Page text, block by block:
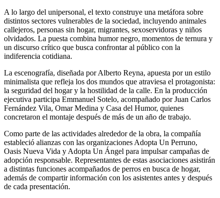
A lo largo del unipersonal, el texto construye una metáfora sobre
distintos sectores vulnerables de la sociedad, incluyendo animales
callejeros, personas sin hogar, migrantes, sexoservidoras y niños
olvidados. La puesta combina humor negro, momentos de ternura y
un discurso crítico que busca confrontar al público con la
indiferencia cotidiana.
La escenografía, diseñada por Alberto Reyna, apuesta por un estilo
minimalista que refleja los dos mundos que atraviesa el protagonista:
la seguridad del hogar y la hostilidad de la calle. En la producción
ejecutiva participa Emmanuel Sotelo, acompañado por Juan Carlos
Fernández Vila, Omar Medina y Casa del Humor, quienes
concretaron el montaje después de más de un año de trabajo.
Como parte de las actividades alrededor de la obra, la compañía
estableció alianzas con las organizaciones Adopta Un Perruno,
Oasis Nueva Vida y Adopta Un Ángel para impulsar campañas de
adopción responsable. Representantes de estas asociaciones asistirán
a distintas funciones acompañados de perros en busca de hogar,
además de compartir información con los asistentes antes y después
de cada presentación.